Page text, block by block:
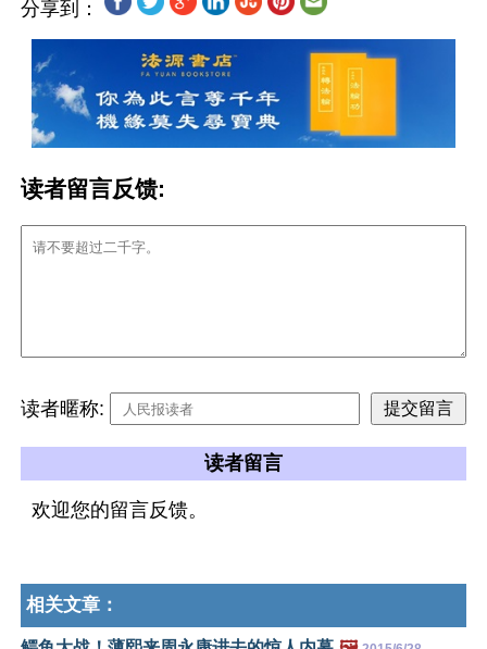
分享到：
读者留言反馈:
读者暱称:
读者留言
欢迎您的留言反馈。
相关文章：